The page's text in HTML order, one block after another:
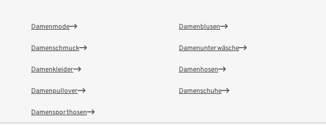
Damenmode
Damenschmuck
Damenkleider
Damenpullover
Damensporthosen
Damenblusen
Damenunterwäsche
Damenhosen
Damenschuhe